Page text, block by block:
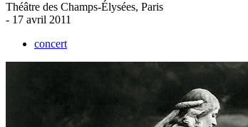
Théâtre des Champs-Élysées, Paris
- 17 avril 2011
concert